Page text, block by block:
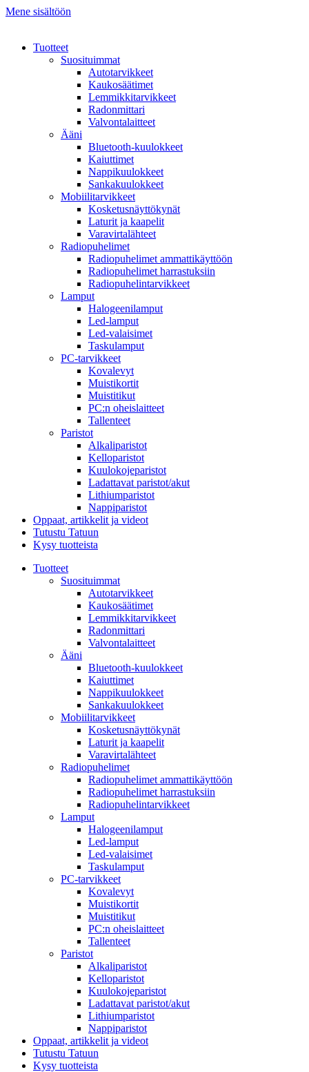
Mene sisältöön
Tuotteet
Suosituimmat
Autotarvikkeet
Kaukosäätimet
Lemmikkitarvikkeet
Radonmittari
Valvontalaitteet
Ääni
Bluetooth-kuulokkeet
Kaiuttimet
Nappikuulokkeet
Sankakuulokkeet
Mobiilitarvikkeet
Kosketusnäyttökynät
Laturit ja kaapelit
Varavirtalähteet
Radiopuhelimet
Radiopuhelimet ammattikäyttöön
Radiopuhelimet harrastuksiin
Radiopuhelintarvikkeet
Lamput
Halogeenilamput
Led-lamput
Led-valaisimet
Taskulamput
PC-tarvikkeet
Kovalevyt
Muistikortit
Muistitikut
PC:n oheislaitteet
Tallenteet
Paristot
Alkaliparistot
Kelloparistot
Kuulokojeparistot
Ladattavat paristot/akut
Lithiumparistot
Nappiparistot
Oppaat, artikkelit ja videot
Tutustu Tatuun
Kysy tuotteista
Tuotteet
Suosituimmat
Autotarvikkeet
Kaukosäätimet
Lemmikkitarvikkeet
Radonmittari
Valvontalaitteet
Ääni
Bluetooth-kuulokkeet
Kaiuttimet
Nappikuulokkeet
Sankakuulokkeet
Mobiilitarvikkeet
Kosketusnäyttökynät
Laturit ja kaapelit
Varavirtalähteet
Radiopuhelimet
Radiopuhelimet ammattikäyttöön
Radiopuhelimet harrastuksiin
Radiopuhelintarvikkeet
Lamput
Halogeenilamput
Led-lamput
Led-valaisimet
Taskulamput
PC-tarvikkeet
Kovalevyt
Muistikortit
Muistitikut
PC:n oheislaitteet
Tallenteet
Paristot
Alkaliparistot
Kelloparistot
Kuulokojeparistot
Ladattavat paristot/akut
Lithiumparistot
Nappiparistot
Oppaat, artikkelit ja videot
Tutustu Tatuun
Kysy tuotteista